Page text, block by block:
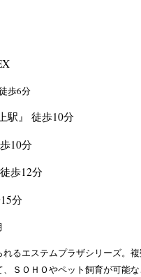
歩6分
駅』 徒歩10分
10分
歩12分
分
るエステムプラザシリーズ。
ＳＯＨＯやペット飼育が可能